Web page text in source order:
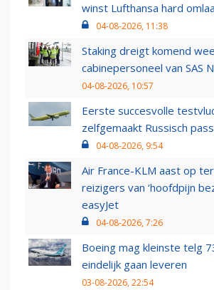
winst Lufthansa hard
04-08-2026, 11:38
Staking dreigt komend
cabinepersoneel van SAS
04-08-2026, 10:57
Eerste succesvolle
zelfgemaakt Russisch
04-08-2026, 9:54
Air France-KLM aast op
reizigers van ‘hoofdpijn
easyJet
04-08-2026, 7:26
Boeing mag kleinste telg
eindelijk gaan leveren
03-08-2026, 22:54